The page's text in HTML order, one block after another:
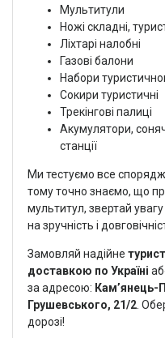
Мультитули
Ножі складні,
Ліхтарі налобні
Газові балони
Набори
Сокири туристичні
Трекінгові палиці
Акумулятори,
станції
Ми тестуємо все
тому точно знаємо, що
мультитул, звертай
на зручність і
Замовляй надійне
доставкою по Україні
за адресою: Кам’янець-
Грушевського, 21/2.
дорозі!